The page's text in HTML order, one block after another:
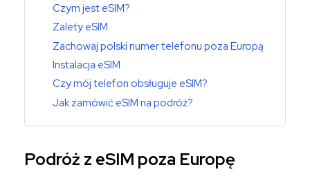
Czym jest eSIM?
Zalety eSIM
Zachowaj polski numer telefonu poza Europą
Instalacja eSIM
Czy mój telefon obsługuje eSIM?
Jak zamówić eSIM na podróż?
Podróż z eSIM poza Europę